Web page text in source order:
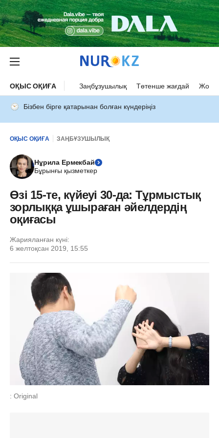
ОҚЫС ОҚИҒА Заңбұзушылық Төтенше жағдай Жол
Бізбен бірге қатарынан болған күндеріңіз
ОҚЫС ОҚИҒА ЗАҢБҰЗУШЫЛЫҚ
Нұрила Ермекбай
Бұрынғы қызметкер
Өзі 15-те, күйеуі 30-да: Тұрмыстық
зорлыққа ұшыраған әйелдердің
оқиғасы
Жарияланған күні:
6 желтоқсан 2019, 15:55
: Original